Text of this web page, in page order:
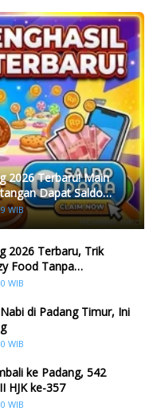
2026 Terbaru! Main
Dapat Saldo
WIB
2026 Terbaru, Trik
Food Tanpa
WIB
di Padang Timur, Ini
WIB
ke Padang, 542
HJK ke-357
WIB